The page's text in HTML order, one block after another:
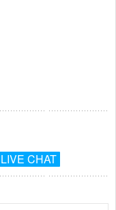
LIVE CHAT